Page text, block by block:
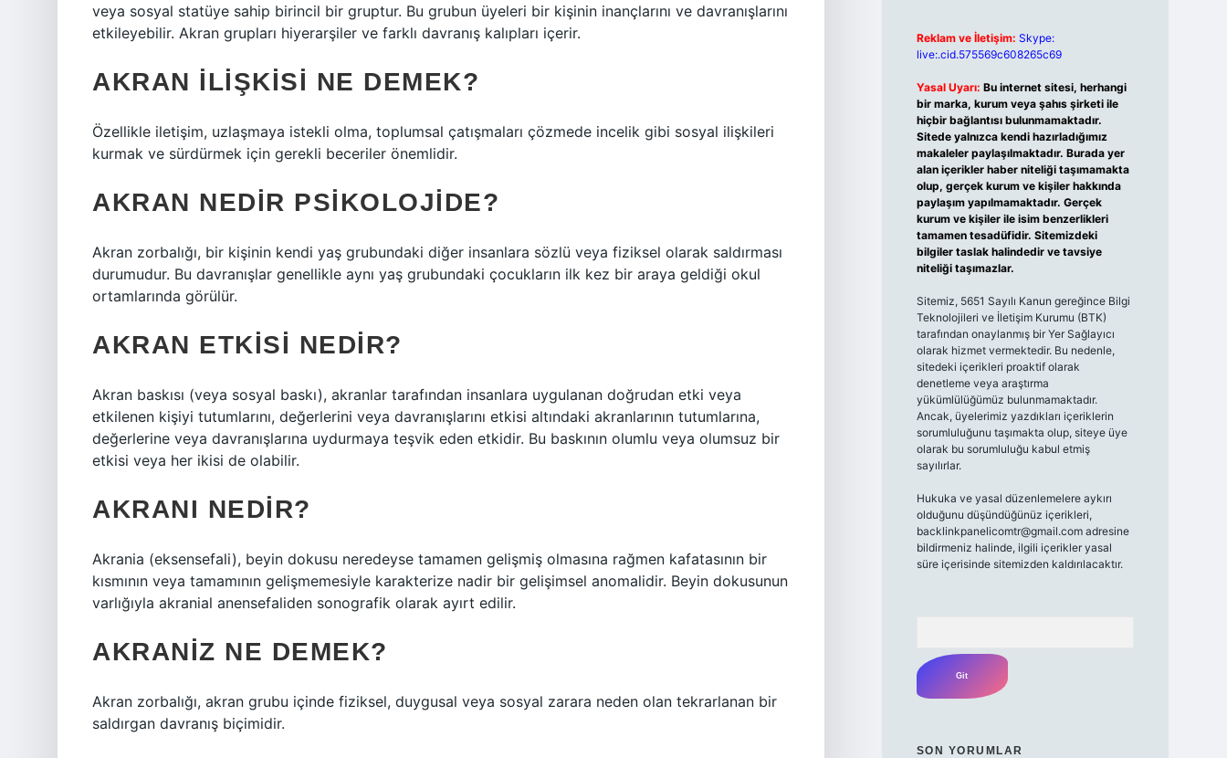
veya sosyal statüye sahip birincil bir gruptur. Bu grubun üyeleri bir kişinin inançlarını ve davranışlarını
etkileyebilir. Akran grupları hiyerarşiler ve farklı davranış kalıpları içerir.
AKRAN ILIŞKISI NE DEMEK?
Özellikle iletişim, uzlaşmaya istekli olma, toplumsal çatışmaları çözmede incelik gibi sosyal ilişkileri
kurmak ve sürdürmek için gerekli beceriler önemlidir.
AKRAN NEDIR PSIKOLOJIDE?
Akran zorbalığı, bir kişinin kendi yaş grubundaki diğer insanlara sözlü veya fiziksel olarak saldırması
durumudur. Bu davranışlar genellikle aynı yaş grubundaki çocukların ilk kez bir araya geldiği okul
ortamlarında görülür.
AKRAN ETKISI NEDIR?
Akran baskısı (veya sosyal baskı), akranlar tarafından insanlara uygulanan doğrudan etki veya
etkilenen kişiyi tutumlarını, değerlerini veya davranışlarını etkisi altındaki akranlarının tutumlarına,
değerlerine veya davranışlarına uydurmaya teşvik eden etkidir. Bu baskının olumlu veya olumsuz bir
etkisi veya her ikisi de olabilir.
AKRANI NEDIR?
Akrania (eksensefali), beyin dokusu neredeyse tamamen gelişmiş olmasına rağmen kafatasının bir
kısmının veya tamamının gelişmemesiyle karakterize nadir bir gelişimsel anomalidir. Beyin dokusunun
varlığıyla akranial anensefaliden sonografik olarak ayırt edilir.
AKRANIZ NE DEMEK?
Akran zorbalığı, akran grubu içinde fiziksel, duygusal veya sosyal zarara neden olan tekrarlanan bir
saldırgan davranış biçimidir.
Reklam ve İletişim: Skype:
live:.cid.575569c608265c69
Yasal Uyarı: Bu internet sitesi, herhangi
bir marka, kurum veya şahıs şirketi ile
hiçbir bağlantısı bulunmamaktadır.
Sitede yalnızca kendi hazırladığımız
makaleler paylaşılmaktadır. Burada yer
alan içerikler haber niteliği taşımamakta
olup, gerçek kurum ve kişiler hakkında
paylaşım yapılmamaktadır. Gerçek
kurum ve kişiler ile isim benzerlikleri
tamamen tesadüfidir. Sitemizdeki
bilgiler taslak halindedir ve tavsiye
niteliği taşımazlar.
Sitemiz, 5651 Sayılı Kanun gereğince Bilgi
Teknolojileri ve İletişim Kurumu (BTK)
tarafından onaylanmış bir Yer Sağlayıcı
olarak hizmet vermektedir. Bu nedenle,
sitedeki içerikleri proaktif olarak
denetleme veya araştırma
yükümlülüğümüz bulunmamaktadır.
Ancak, üyelerimiz yazdıkları içeriklerin
sorumluluğunu taşımakta olup, siteye üye
olarak bu sorumluluğu kabul etmiş
sayılırlar.
Hukuka ve yasal düzenlemelere aykırı
olduğunu düşündüğünüz içerikleri,
backlinkpanelicomtr@gmail.comadresine
bildirmeniz halinde, ilgili içerikler yasal
süre içerisinde sitemizden kaldırılacaktır.
SON YORUMLAR